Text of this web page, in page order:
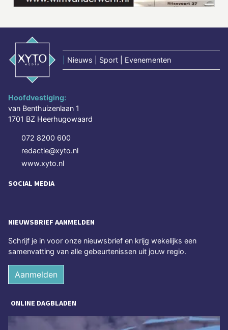
Nieuws | Sport | Evenementen
Hoofdvestiging:
van Benthuizenlaan 1
1701 BZ Heerhugowaard
072 8200 600
redactie@xyto.nl
www.xyto.nl
SOCIAL MEDIA
NIEUWSBRIEF AANMELDEN
Schrijf je in voor onze nieuwsbrief en krijg wekelijks een
samenvatting van alle gebeurtenissen uit jouw regio.
Aanmelden
ONLINE DAGBLADEN